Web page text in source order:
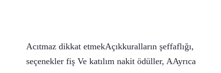
Acıtmaz dikkat etmekAçıkkuralların şeffaflığı,
seçenekler fiş Ve katılım nakit ödüller, AAyrıca